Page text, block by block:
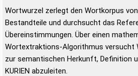
Wortwurzel zerlegt den Wortkorpus von
Bestandteile und durchsucht das
Übereinstimmungen. Über einen
Wortextraktions-Algorithmus versucht
zur semantischen Herkunft, Definition
KURIEN abzuleiten.